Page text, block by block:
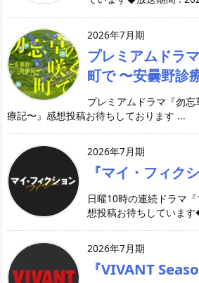
2026年7月期
プレミアムドラ
町で 〜安曇野診
プレミアムドラマ『勿
療記〜』感想投稿お待ちしております ...
2026年7月期
『マイ・フィク
日曜10時の連続ドラマ
想投稿お待ちしていま
2026年7月期
『VIVANT